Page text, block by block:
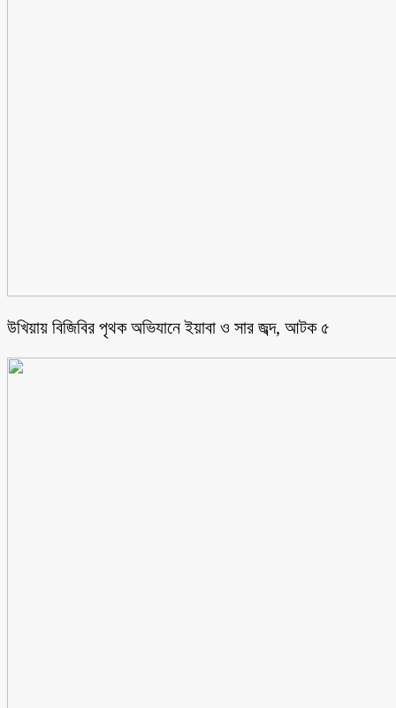
উখিয়ায় বিজিবির পৃথক অভিযানে ইয়াবা ও সার জব্দ, আটক ৫